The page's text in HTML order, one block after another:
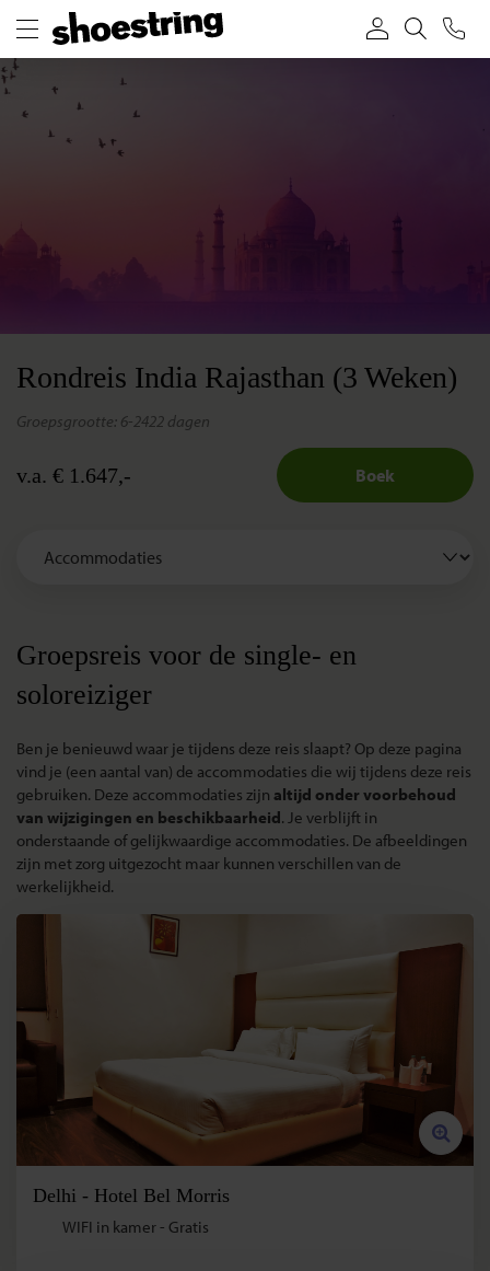
Rondreis India Rajasthan (3 Weken)
Boek
v.a. € 1.647,-
groepsgrootte: 6-24 22 dagen
Groepsreis voor de single- en
soloreiziger
Ben je benieuwd waar je tijdens deze reis slaapt? Op deze pagina
vind je (een aantal van) de accommodaties die wij tijdens deze reis
gebruiken. Deze accommodaties zijn altijd onder voorbehoud
van wijzigingen en beschikbaarheid. Je verblijft in
onderstaande of gelijkwaardige accommodaties. De afbeeldingen
zijn met zorg uitgezocht maar kunnen verschillen van de
werkelijkheid.
Delhi - Hotel Bel Morris
WIFI in kamer - Gratis